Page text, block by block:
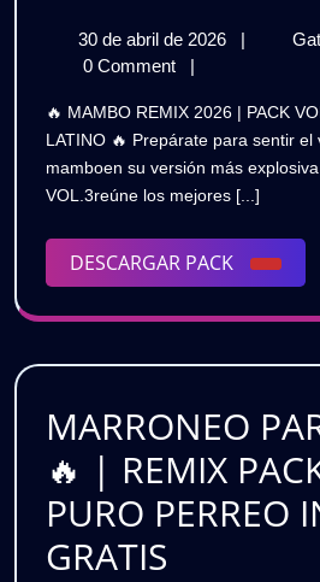
30 de abril de 2026
30
de
2026
|
0 Comment
|
🔥 MAMBO REMIX 2026 | PACK VOL.3 | PURO FLOW
LATINO 🔥 Prepárate para sentir
mamboen su versión más explosiva
VOL.3reúne los mejores [...]
DESCARGAR PACK
PACK
MARRONEO
🔥 | REMIX
PURO PERREO
GRATIS